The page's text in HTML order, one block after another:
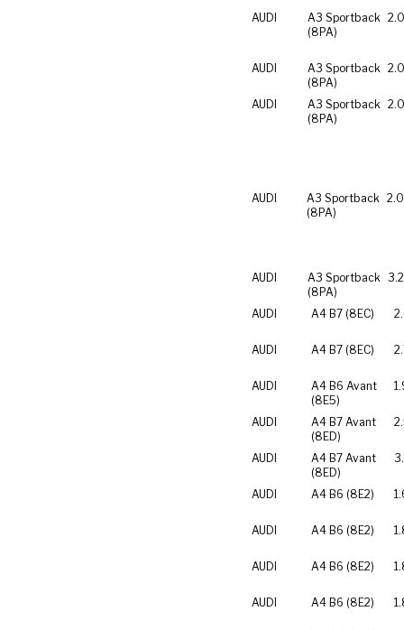
AUDI
A3 Sportback
(8PA)
AUDI
A3 Sportback
(8PA)
AUDI
A3 Sportback
(8PA)
AUDI
A3 Sportback
(8PA)
AUDI
A3 Sportback
(8PA)
AUDI A4 B7 (8EC)
AUDI A4 B7 (8EC)
AUDI
A4 B6 Avant
(8E5)
AUDI
A4 B7 Avant
(8ED)
AUDI
A4 B7 Avant
(8ED)
AUDI A4 B6 (8E2)
AUDI A4 B6 (8E2)
AUDI A4 B6 (8E2)
AUDI A4 B6 (8E2)